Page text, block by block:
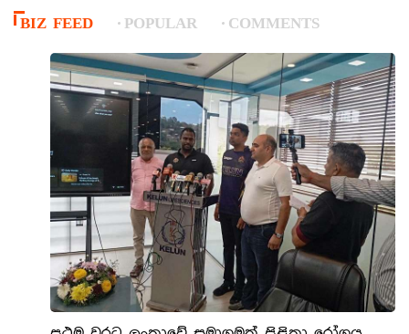
BIZ FEED POPULAR COMMENTS